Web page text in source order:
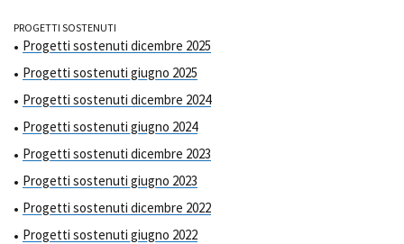
PROGETTI SOSTENUTI
Progetti sostenuti dicembre 2025
Progetti sostenuti giugno 2025
Progetti sostenuti dicembre 2024
Progetti sostenuti giugno 2024
Progetti sostenuti dicembre 2023
Progetti sostenuti giugno 2023
Progetti sostenuti dicembre 2022
Progetti sostenuti giugno 2022